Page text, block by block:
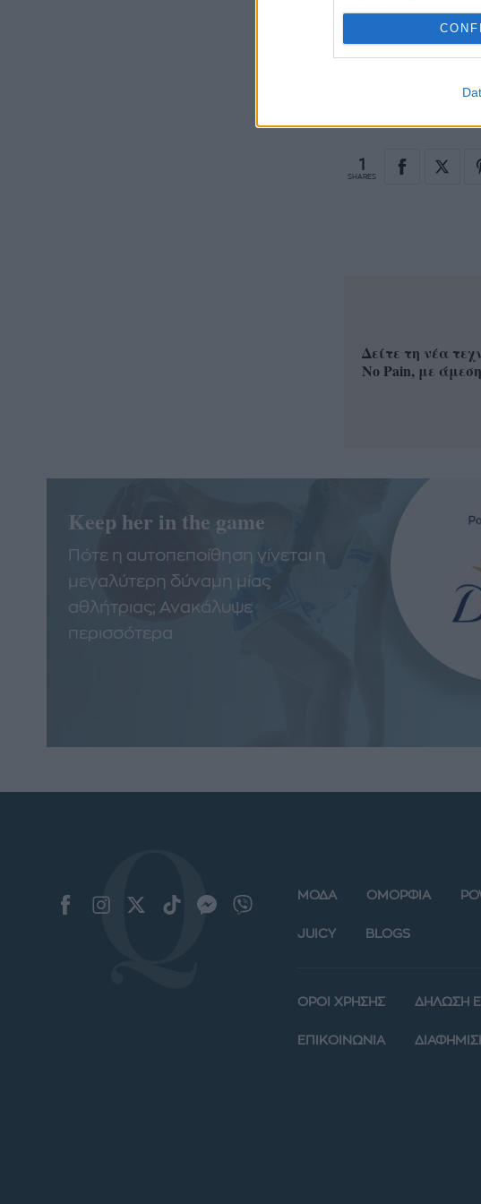
KIM KARDASHIAN
1
SHARES
Δείτε τη νέα
No Pain, με
Keep her in the game
Πότε η αυτοπεποίθηση γίνεται η
μεγαλύτερη δύναμη μίας
αθλήτριας; Ανακάλυψε
περισσότερα
ΜΟΔΑ ΟΜΟΡΦΙΑ
JUICY BLOGS
ΟΡΟΙ ΧΡΗΣΗΣ ΔΗΛΩΣΗ
ΕΠΙΚΟΙΝΩΝΙΑ